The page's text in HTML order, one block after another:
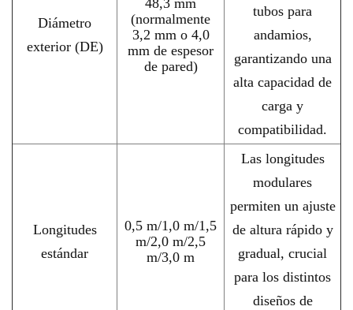
Diámetro
exterior (DE)
48,3 mm
(normalmente
3,2 mm o 4,0
mm de espesor
de pared)
tubos para
andamios,
garantizando una
alta capacidad de
carga y
compatibilidad.
Longitudes
estándar
0,5 m/1,0 m/1,5
m/2,0 m/2,5
m/3,0 m
Las longitudes
modulares
permiten un ajuste
de altura rápido y
gradual, crucial
para los distintos
diseños de